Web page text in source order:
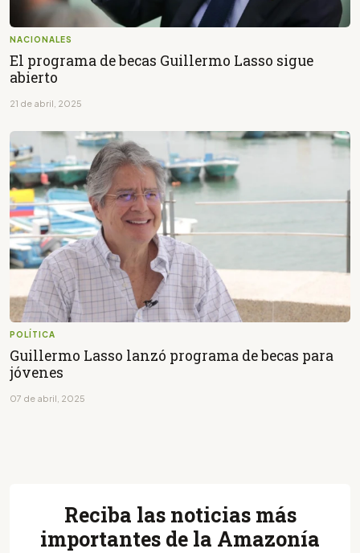
NACIONALES
El programa de becas Guillermo Lasso sigue
abierto
21 de abril, 2025
POLÍTICA
Guillermo Lasso lanzó programa de becas para
jóvenes
07 de abril, 2025
Reciba las noticias más
importantes de la Amazonía